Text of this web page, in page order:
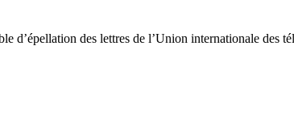
d’épellation des lettres de l’Union internationale des